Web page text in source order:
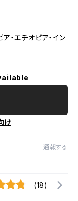
・エチオピア・イン
け
通報する
(18)